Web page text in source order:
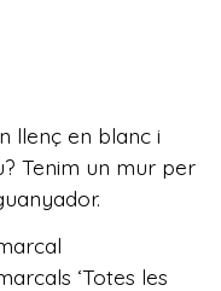
llenç en blanc i
Tenim un mur per
‘Totes les